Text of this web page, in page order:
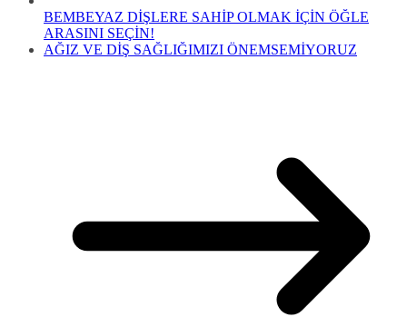
BEMBEYAZ DİŞLERE SAHİP OLMAK İÇİN ÖĞLE
ARASINI SEÇİN!
AĞIZ VE DİŞ SAĞLIĞIMIZI ÖNEMSEMİYORUZ